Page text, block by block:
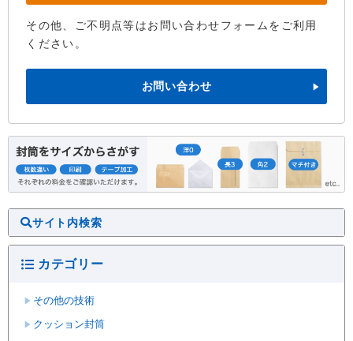
その他、ご不明点等はお問い合わせフォームをご利用
ください。
お問い合わせ
サイト内検索
カテゴリー
その他の技術
クッション封筒